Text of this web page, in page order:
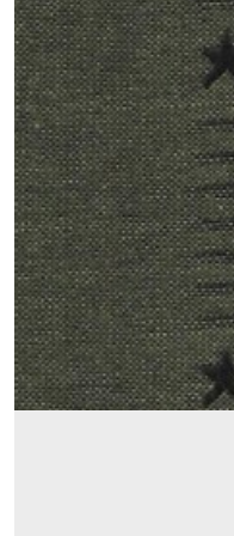
-
-
-
Indigo
Granite
(1)
1.3.10
-
-
-
Heritage
(1)
Afficher
les